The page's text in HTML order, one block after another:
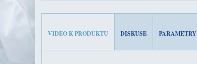
VIDEO K PRODUKTU DISKUSE PARAMETRY